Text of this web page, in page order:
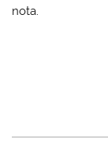
nota.